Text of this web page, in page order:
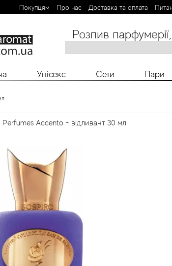
Покупцям Про нас Доставка та оплата
F G H M N O P R S T V X Y
Розпив
Унісекс Сети Пари
Accento - відливант 30 мл